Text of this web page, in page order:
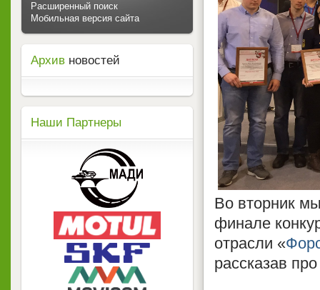
Во вторник
финале
отрасли «
рассказав
Расширенный поиск
Мобильная версия сайта
Архив новостей
Наши Партнеры